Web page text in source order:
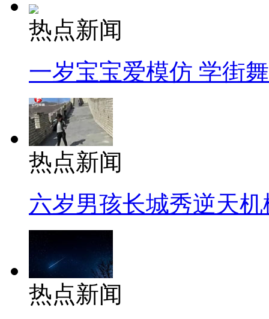
热点新闻
一岁宝宝爱模仿 学街
热点新闻
六岁男孩长城秀逆天机
热点新闻